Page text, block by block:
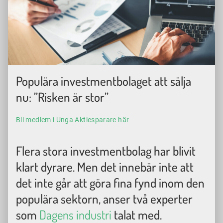
Populära investmentbolaget att sälja
nu: ”Risken är stor”
Bli medlem i Unga Aktiesparare här
Flera stora investmentbolag har blivit
klart dyrare. Men det innebär inte att
det inte går att göra fina fynd inom den
populära sektorn, anser två experter
som Dagens industri talat med.